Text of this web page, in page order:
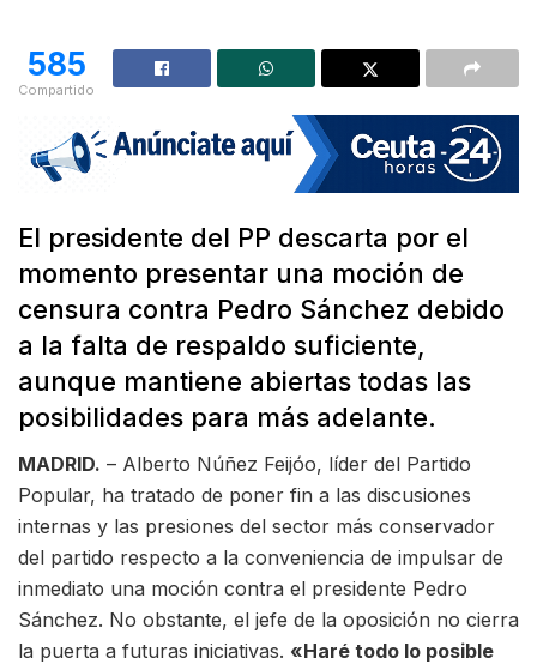
585
Compartido
El presidente del PP descarta por el
momento presentar una moción de
censura contra Pedro Sánchez debido
a la falta de respaldo suficiente,
aunque mantiene abiertas todas las
posibilidades para más adelante.
MADRID. – Alberto Núñez Feijóo, líder del Partido
Popular, ha tratado de poner fin a las discusiones
internas y las presiones del sector más conservador
del partido respecto a la conveniencia de impulsar de
inmediato una moción contra el presidente Pedro
Sánchez. No obstante, el jefe de la oposición no cierra
la puerta a futuras iniciativas. «Haré todo lo posible